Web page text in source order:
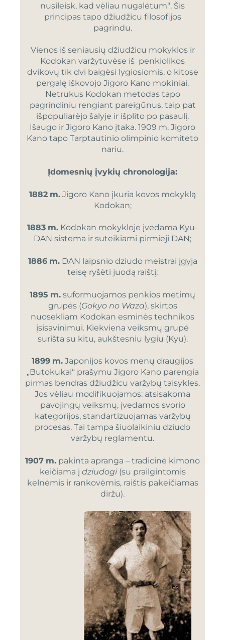
nusileisk, kad vėliau nugalėtum“. Šis
principas tapo džiudžicu filosofijos
pagrindu.
Vienos iš seniausių džiudžicu mokyklos ir
Kodokan varžytuvėse iš penkiolikos
dvikovų tik dvi baigėsi lygiosiomis, o kitose
pergalę iškovojo Jigoro Kano mokiniai.
Netrukus Kodokan metodas tapo
pagrindiniu rengiant pareigūnus, taip pat
išpopuliarėjo šalyje ir išplito po pasaulį.
Išaugo ir Jigoro Kano įtaka. 1909 m. Jigoro
Kano tapo Tarptautinio olimpinio komiteto
nariu.
Įdomesnių įvykių chronologija:
1882 m. Jigoro Kano įkuria kovos mokyklą
Kodokan;
1883 m. Kodokan mokykloje įvedama Kyu-
DAN sistema ir suteikiami pirmieji DAN;
1886 m.DAN laipsnio dziudo meistrai įgyja
teisę ryšėti juodą raištį;
1895 m. suformuojamos penkios metimų
grupės (Gokyo no Waza), skirtos
nuosekliam Kodokan esminės technikos
įsisavinimui. Kiekviena veiksmų grupė
surišta su kitu, aukštesniu lygiu (Kyu).
1899 m. Japonijos kovos menų draugijos
„Butokukai“ prašymu Jigoro Kano parengia
pirmas bendras džiudžicu varžybų taisykles.
Jos vėliau modifikuojamos: atsisakoma
pavojingų veiksmų, įvedamos svorio
kategorijos, standartizuojamas varžybų
procesas. Tai tampa šiuolaikiniu dziudo
varžybų reglamentu.
1907 m. pakinta apranga – tradicinė kimono
keičiama į dziudogi(su prailgintomis
kelnėmis ir rankovėmis, raištis pakeičiamas
diržu).